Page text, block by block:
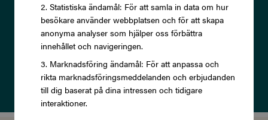
Statistiska ändamål: För att samla in data om hur
besökare använder webbplatsen och för att skapa
anonyma analyser som hjälper oss förbättra
innehållet och navigeringen.
Marknadsföring ändamål: För att anpassa och
rikta marknadsföringsmeddelanden och erbjudanden
till dig baserat på dina intressen och tidigare
interaktioner.
Prenumerera
Läs om vårIntegritetspolicy